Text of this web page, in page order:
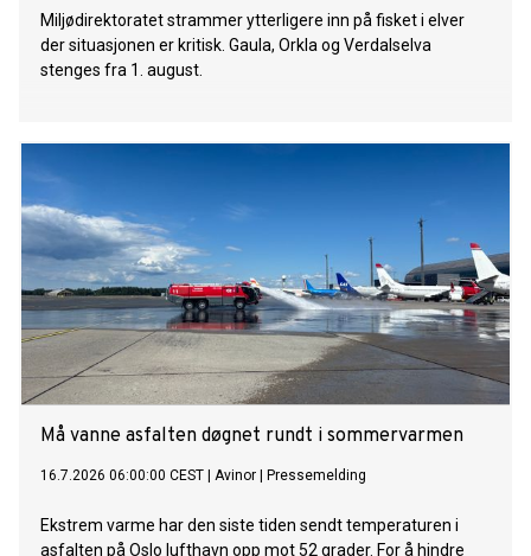
Miljødirektoratet strammer ytterligere inn på fisket i elver
der situasjonen er kritisk. Gaula, Orkla og Verdalselva
stenges fra 1. august.
Må vanne asfalten døgnet rundt i sommervarmen
16.7.2026 06:00:00 CEST Avinor Pressemelding
Ekstrem varme har den siste tiden sendt temperaturen i
asfalten på Oslo lufthavn opp mot 52 grader. For å hindre